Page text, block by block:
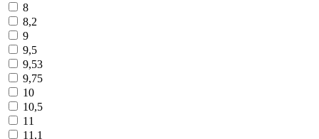
8
8,2
9
9,5
9,53
9,75
10
10,5
11
11,1